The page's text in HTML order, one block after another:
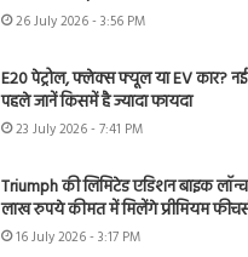
26 July 2026 - 3:56 PM
E20 पेट्रोल, फ्लेक्स फ्यूल या EV कार?
पहले जानें किसमें है ज्यादा फायदा
23 July 2026 - 7:41 PM
Triumph की लिमिटेड एडिशन बाइक
लाख रुपये कीमत में मिलेंगे प्रीमियम
16 July 2026 - 3:17 PM